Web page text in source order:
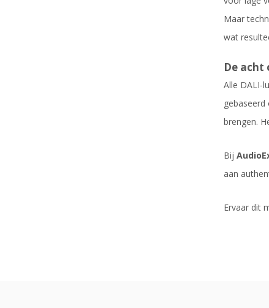
Maar
wat
De acht
Alle DALI-
brengen.
Bij
aan
Ervaar dit